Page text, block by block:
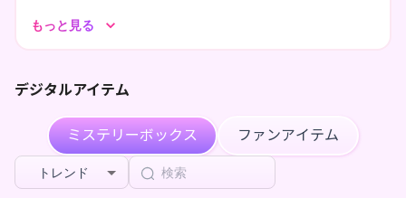
のんびり気ままにVALORANTやLoL、GTAのスト鯖に参加し
うれしいです。
Twitchで配信中📺
月１ペースで歌ってみたをYoutubeに投稿🎤
shorts不定期更新
イラストやLive2Dモデリング、動画編集まで全部ひとりで行
もっと見る
デジタルアイテム
ミステリーボックス ファンアイテム
トレンド